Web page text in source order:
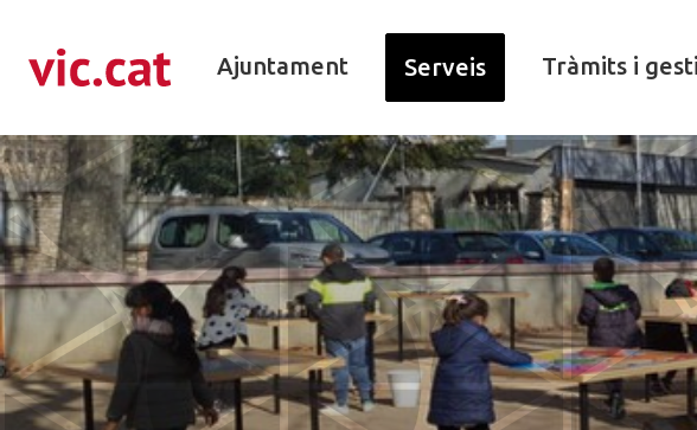
Ajuntament Serveis Tràmits i